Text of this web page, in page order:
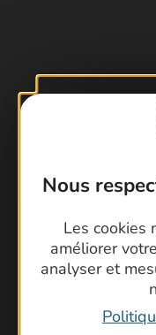
Nous
Les cookies
améliorer
analyser et